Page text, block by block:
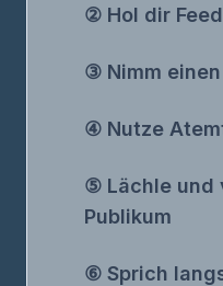
② Hol dir
③ Nimm
④ Nutze
⑤ Lächle und
Publikum
⑥ Sprich